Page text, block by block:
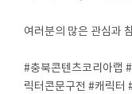
여러분의 많은 관심과
#충북콘텐츠코리아랩
릭터콘문구전 #캐릭터